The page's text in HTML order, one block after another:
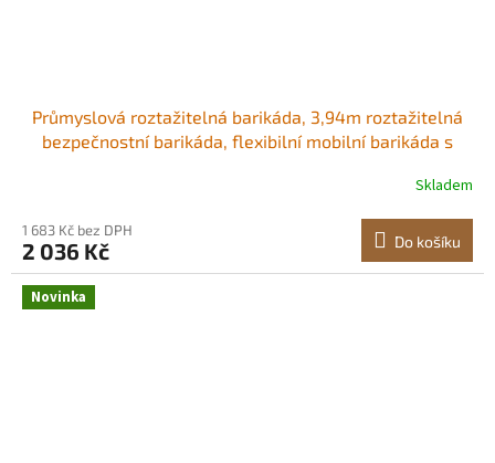
Průmyslová roztažitelná barikáda, 3,94m roztažitelná
bezpečnostní barikáda, flexibilní mobilní barikáda s
brána, dopravní plot pro příjezdovou cestu, skladový
Skladem
1 683 Kč bez DPH
2 036 Kč Do košíku
Novinka